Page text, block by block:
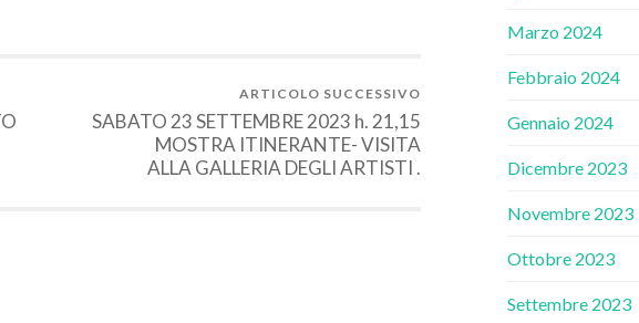
ARTICOLO SUCCESSIVO
SABATO 23 SETTEMBRE 2023 h. 21,15
MOSTRA ITINERANTE- VISITA
ALLA GALLERIA DEGLI ARTISTI .
Marzo 2024
Febbraio 2024
Gennaio 2024
Dicembre 2023
Novembre 2023
Ottobre 2023
Settembre 2023